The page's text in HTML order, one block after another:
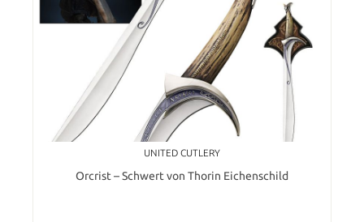
UNITED CUTLERY
Orcrist – Schwert von Thorin Eichenschild